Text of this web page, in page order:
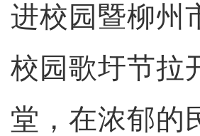
进校园暨柳州
校园歌圩节拉
堂，在浓郁的